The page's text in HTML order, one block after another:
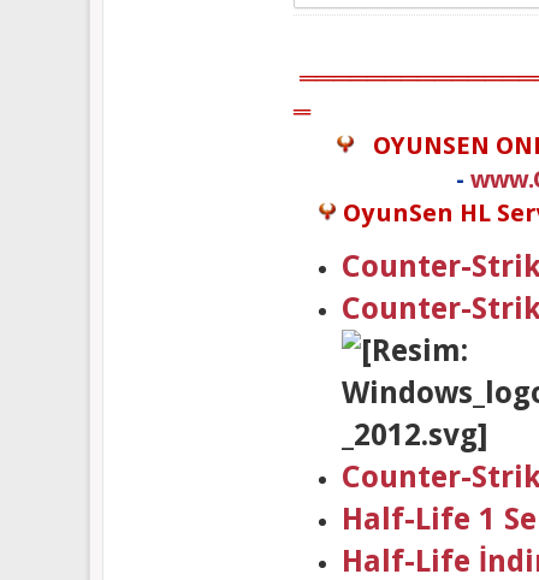
═
OYUNSEN
-
OyunSen HL
Counter-
Counter-
Counter-
Half-Life 1
Half-Life